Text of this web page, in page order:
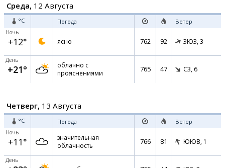
Среда, 12 Августа
°C Погода Ветер
Ночь
+12° ясно 762 92 ЗЮЗ, 3
День
+21°
облачно с
прояснениями
765 47 СЗ, 6
Четверг, 13 Августа
°C Погода Ветер
Ночь
+11°
значительная
облачность
766 81 ЮЮВ, 1
День